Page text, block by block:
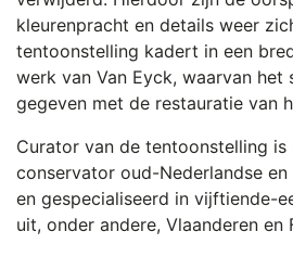
kleurenpracht en details weer
tentoonstelling kadert in een
werk van Van Eyck, waarvan
gegeven met de restauratie van
Curator van de tentoonstelling is
conservator oud-Nederlandse
en gespecialiseerd in vijftiende-
uit, onder andere, Vlaanderen en